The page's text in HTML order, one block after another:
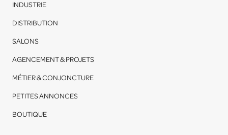
INDUSTRIE
DISTRIBUTION
SALONS
AGENCEMENT & PROJETS
MÉTIER & CONJONCTURE
PETITES ANNONCES
BOUTIQUE